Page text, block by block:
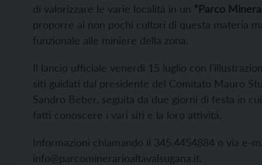
di valorizzare le varie località in un “Parco
proporre ai non pochi cultori di questa materia
funzionale alle miniere della zona.
Il lancio ufficiale venerdì 15 luglio con
siti guidati dal presidente del Comitato Mauro
Sandro Beber, seguita da due giorni di festa in
fatti conoscere i vari siti e la loro attività.
Informazioni chiamando il 345.4454884 o via e-
info@parcominerarioaltavalsugana.it.